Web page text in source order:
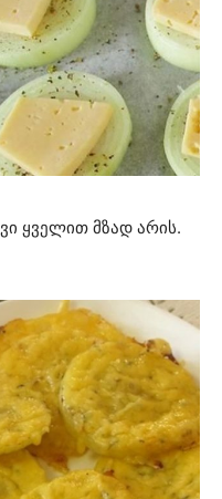
ყველით მზად არის.